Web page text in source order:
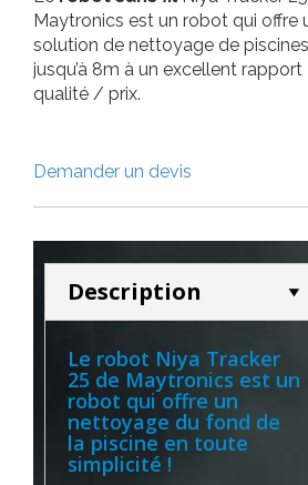
Maytronics est un robot qui offre
solution de nettoyage de piscines
jusqu’à 8m à un excellent rapport
qualité / prix.
Demander un devis
Description
Le robot Niya Tracker
25 de Maytronics est un
robot qui offre un
nettoyage du fond de
la piscine en toute
simplicité !